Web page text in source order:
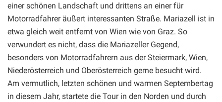
einer schönen Landschaft und drittens an einer für
Motorradfahrer äußert interessanten Straße. Mariazell ist in
etwa gleich weit entfernt von Wien wie von Graz. So
verwundert es nicht, dass die Mariazeller Gegend,
besonders von Motorradfahrern aus der Steiermark, Wien,
Niederösterreich und Oberösterreich gerne besucht wird.
Am vermutlich, letzten schönen und warmen Septembertag
in diesem Jahr, startete die Tour in den Norden und durch